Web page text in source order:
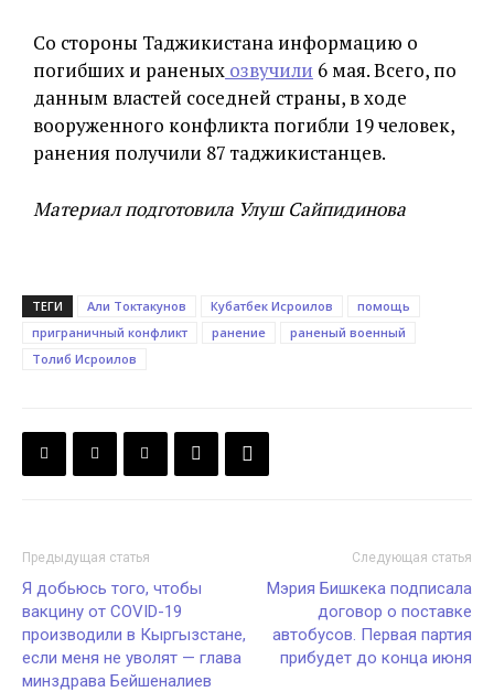
Со стороны Таджикистана информацию о
погибших и раненых озвучили 6 мая. Всего, по
данным властей соседней страны, в ходе
вооруженного конфликта погибли 19 человек,
ранения получили 87 таджикистанцев.
Материал подготовила Улуш Сайпидинова
ТЕГИ Али Токтакунов Кубатбек Исроилов
помощь
приграничный конфликт
ранение
раненый военный
Толиб Исроилов
Предыдущая статья
Я добьюсь того, чтобы
вакцину от COVID-19
производили в Кыргызстане,
если меня не уволят — глава
минздрава Бейшеналиев
Следующая статья
Мэрия Бишкека подписала
договор о поставке
автобусов. Первая партия
прибудет до конца июня